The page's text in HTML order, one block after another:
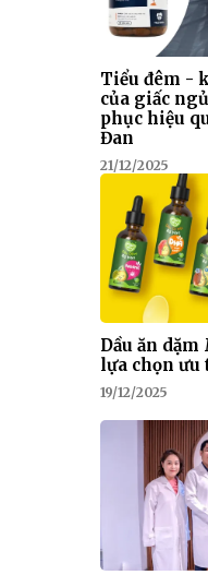
Tiểu đêm -
của giấc
phục hiệu
Đan
21/12/2025
Dầu ăn
lựa chọn ưu
19/12/2025